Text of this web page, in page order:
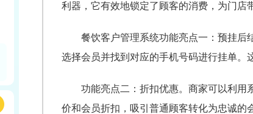
利器，它有效地锁定了顾客的消费，为门店
餐饮客户管理系统功能亮点一：预挂后
选择会员并找到对应的手机号码进行挂单。
功能亮点二：折扣优惠。商家可以利用
价和会员折扣，吸引普通顾客转化为忠诚的